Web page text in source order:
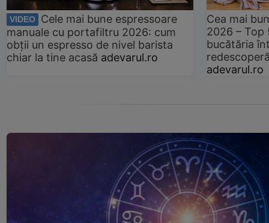
VIDEO
Cele mai bune espressoare
manuale cu portafiltru 2026: cum
obții un espresso de nivel barista
chiar la tine acasă adevarul.ro
Cea mai
2026 –
bucătăria
adevarul.ro